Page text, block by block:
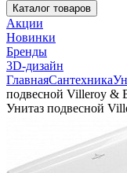
Каталог товаров
Акции
Новинки
Бренды
3D-дизайн
ГлавнаяСантехника
подвесной Villeroy &
Унитаз подвесной